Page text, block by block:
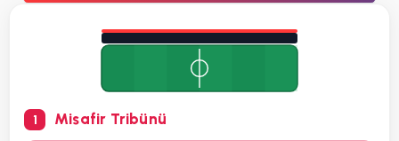
1 Misafir Tribünü